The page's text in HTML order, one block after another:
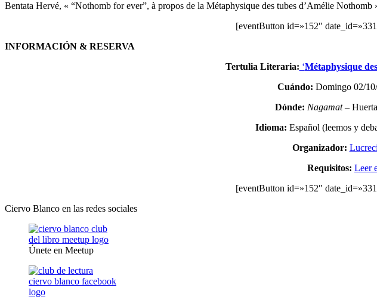
Bentata Hervé, « “Nothomb for ever”, à propos de la Métaphysique des tubes d’Amélie
[eventButton id=»152″
INFORMACIÓN & RESERVA
Tertulia Literaria: ‘Métaphysique
Cuándo: Domingo 02/
Dónde: Nagamat–
Idioma: Español (leemos y
Organizador:
Requisitos: Leer
[eventButton id=»152″
Ciervo Blanco en las redes sociales
Únete en Meetup